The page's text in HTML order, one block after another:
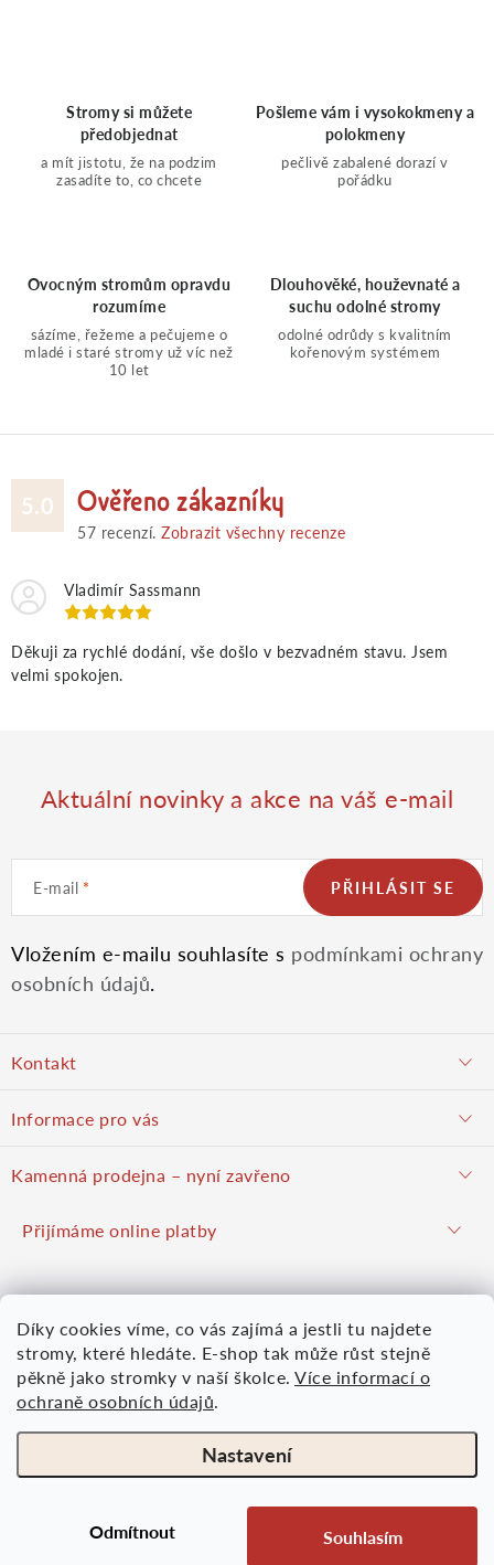
Díky cookies víme, co vás zajímá a jestli tu najdete
stromy, které hledáte. E-shop tak může růst stejně
pěkně jako stromky v naší školce. Více informací o
ochraně osobních údajů.
Nastavení
Odmítnout Souhlasím
y
v
p
i
Stromy si můžete
předobjednat
a mít jistotu, že na podzim
zasadíte to, co chcete
Pošleme vám i vysokokmeny a
polokmeny
pečlivě zabalené dorazí v
pořádku
Ovocným stromům opravdu
rozumíme
sázíme, řežeme a pečujeme o
mladé i staré stromy už víc než
10 let
Dlouhověké, houževnaté a
suchu odolné stromy
odolné odrůdy s kvalitním
kořenovým systémem
5.0 Ověřeno zákazníky
57 recenzí. Zobrazit všechny recenze
Vladimír Sassmann
Děkuji za rychlé dodání, vše došlo v bezvadném stavu. Jsem
velmi spokojen.
Aktuální novinky a akce na váš e-mail
E-mail
Vložením e-mailu souhlasíte s podmínkami ochrany
osobních údajů.
PŘIHLÁSIT SE
p
t
Kontakt
Informace pro vás
Hodnocení obchodu
Kontakt
Obchodní podmínky
Osobní údaje
Moje objednávka
Kamenná prodejna – nyní zavřeno
Více informací
Přijímáme online platby
Nákupní košík
0KS /
Vytvořil Shoptet
Copyright 2026Ovocná školka Potulného sadaře . Všechna práva vyhrazena.